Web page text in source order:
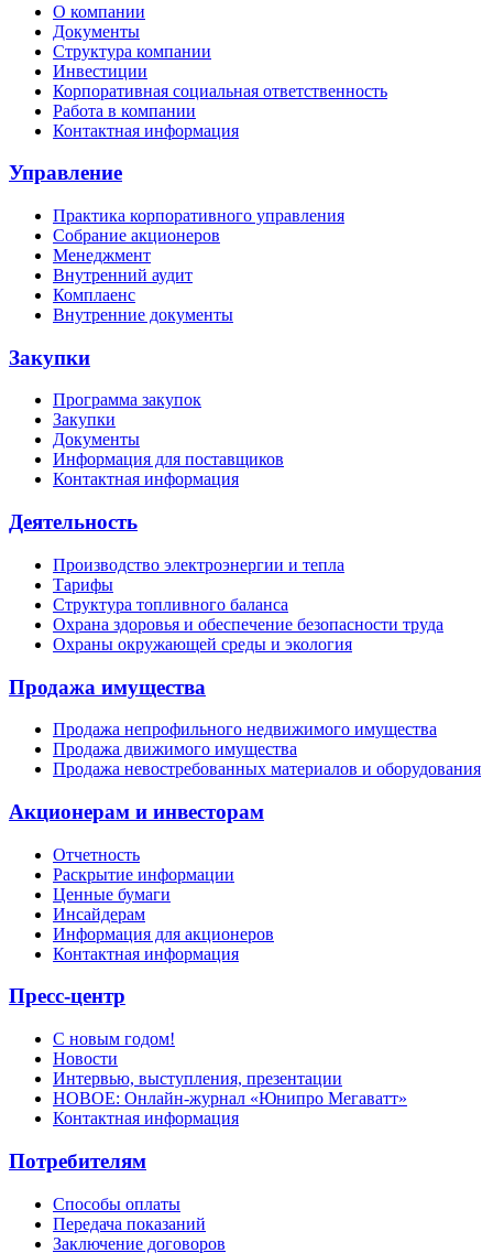
О компании
Документы
Структура компании
Инвестиции
Корпоративная социальная ответственность
Работа в компании
Контактная информация
Управление
Практика корпоративного управления
Собрание акционеров
Менеджмент
Внутренний аудит
Комплаенс
Внутренние документы
Закупки
Программа закупок
Закупки
Документы
Информация для поставщиков
Контактная информация
Деятельность
Производство электроэнергии и тепла
Тарифы
Структура топливного баланса
Охрана здоровья и обеспечение безопасности труда
Охраны окружающей среды и экология
Продажа имущества
Продажа непрофильного недвижимого имущества
Продажа движимого имущества
Продажа невостребованных материалов и оборудования
Акционерам и инвесторам
Отчетность
Раскрытие информации
Ценные бумаги
Инсайдерам
Информация для акционеров
Контактная информация
Пресс-центр
С новым годом!
Новости
Интервью, выступления, презентации
НОВОЕ: Онлайн-журнал «Юнипро Мегаватт»
Контактная информация
Потребителям
Способы оплаты
Передача показаний
Заключение договоров